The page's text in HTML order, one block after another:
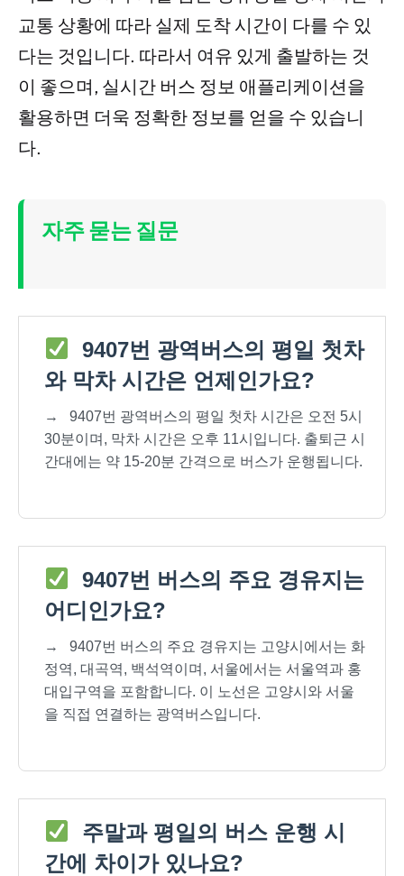
교통 상황에 따라 실제 도착 시간이 다를 수 있
다는 것입니다. 따라서 여유 있게 출발하는 것
이 좋으며, 실시간 버스 정보 애플리케이션을
활용하면 더욱 정확한 정보를 얻을 수 있습니
다.
자주 묻는 질문
9407번 광역버스의 평일 첫차
와 막차 시간은 언제인가요?
→
9407번 광역버스의 평일 첫차 시간은 오전 5시
30분이며, 막차 시간은 오후 11시입니다. 출퇴근 시
간대에는 약 15-20분 간격으로 버스가 운행됩니다.
9407번 버스의 주요 경유지는
어디인가요?
→
9407번 버스의 주요 경유지는 고양시에서는 화
정역, 대곡역, 백석역이며, 서울에서는 서울역과 홍
대입구역을 포함합니다. 이 노선은 고양시와 서울
을 직접 연결하는 광역버스입니다.
주말과 평일의 버스 운행 시
간에 차이가 있나요?